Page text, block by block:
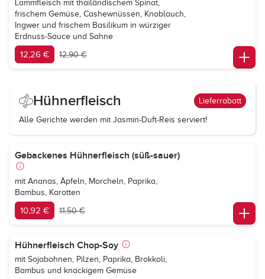
Lammfleisch mit thailändischem Spinat,
frischem Gemüse, Cashewnüssen, Knoblauch,
Ingwer und frischem Basilikum in würziger
Erdnuss-Sauce und Sahne
12,26 € 12,90 €
Hühnerfleisch Lieferrabatt
Alle Gerichte werden mit Jasmin-Duft-Reis serviert!
Gebackenes Hühnerfleisch (süß-sauer)
mit Ananas, Äpfeln, Morcheln, Paprika,
Bambus, Karotten
10,92 € 11,50 €
Hühnerfleisch Chop-Soy
mit Sojabohnen, Pilzen, Paprika, Brokkoli,
Bambus und knackigem Gemüse